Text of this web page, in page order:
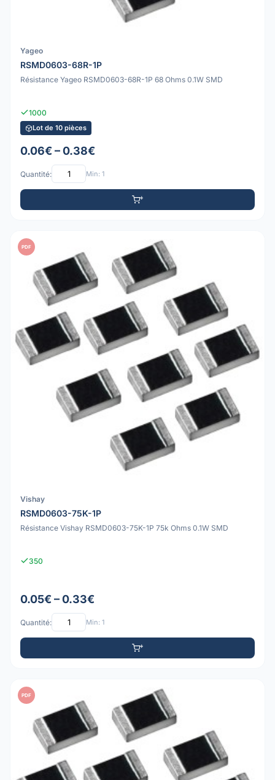
Yageo
RSMD0603-68R-1P
Résistance Yageo RSMD0603-68R-1P 68 Ohms 0.1W SMD
1000
Lot de 10 pièces
0.06€ – 0.38€
Quantité: Min: 1
PDF
Vishay
RSMD0603-75K-1P
Résistance Vishay RSMD0603-75K-1P 75k Ohms 0.1W SMD
350
0.05€ – 0.33€
Quantité: Min: 1
PDF